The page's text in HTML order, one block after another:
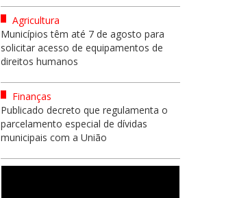
Agricultura
Municípios têm até 7 de agosto para
solicitar acesso de equipamentos de
direitos humanos
Finanças
Publicado decreto que regulamenta o
parcelamento especial de dívidas
municipais com a União